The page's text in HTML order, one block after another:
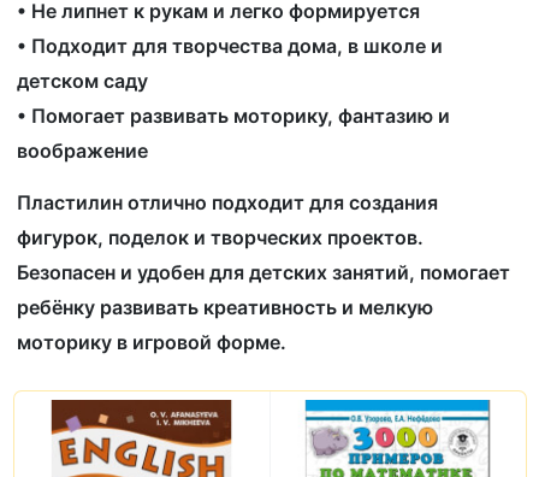
• Не липнет к рукам и легко формируется
• Подходит для творчества дома, в школе и
детском саду
• Помогает развивать моторику, фантазию и
воображение
Пластилин отлично подходит для создания
фигурок, поделок и творческих проектов.
Безопасен и удобен для детских занятий, помогает
ребёнку развивать креативность и мелкую
моторику в игровой форме.